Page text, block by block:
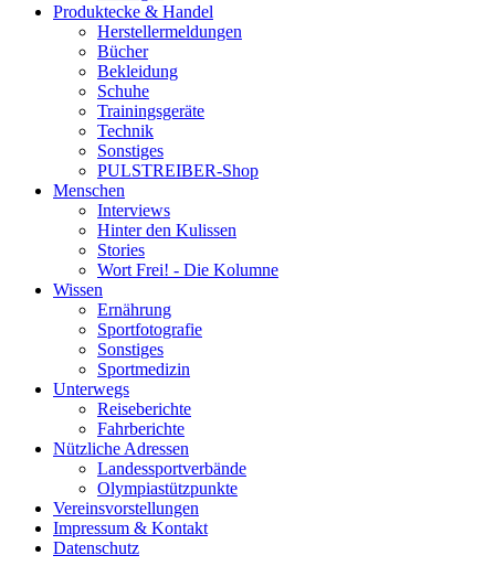
Produktecke & Handel
Herstellermeldungen
Bücher
Bekleidung
Schuhe
Trainingsgeräte
Technik
Sonstiges
PULSTREIBER-Shop
Menschen
Interviews
Hinter den Kulissen
Stories
Wort Frei! - Die Kolumne
Wissen
Ernährung
Sportfotografie
Sonstiges
Sportmedizin
Unterwegs
Reiseberichte
Fahrberichte
Nützliche Adressen
Landessportverbände
Olympiastützpunkte
Vereinsvorstellungen
Impressum & Kontakt
Datenschutz